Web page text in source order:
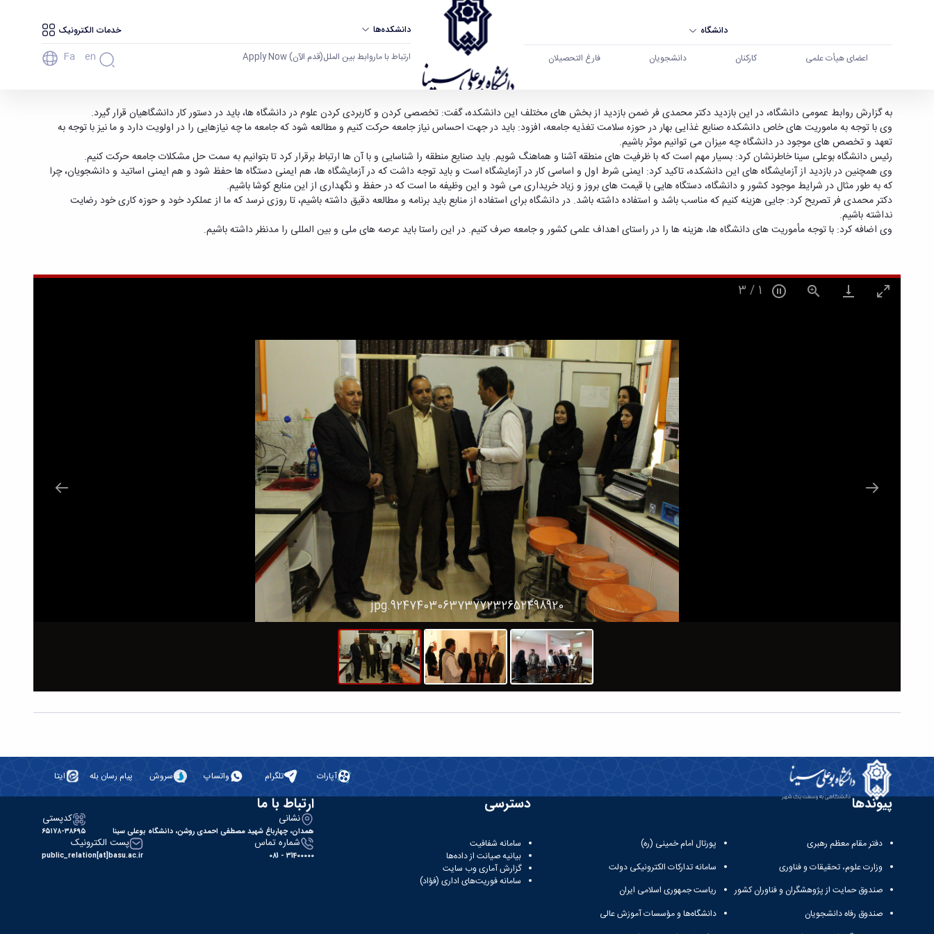
دانشگاه
اعضای هیأت علمی کارکنان دانشجویان فارغ التحصیلان
دانشکده‌ها خدمات الکترونیک
ارتباط با ماروابط بین الملل(قدم الآن) Apply Now Fa En
دکتر محمدی فر از دانشکده صنایع غذایی بهار بازدید کرد - دانشگاه بوعلی سینا همدان
به گزارش روابط عمومی دانشگاه، در این بازدید دکتر محمدی فر ضمن بازدید از بخش های مختلف این دانشکده، گفت: تخصصی کردن و کاربردی کردن علوم در دانشگاه ها، باید در دستور کار دانشگاهیان قرار گیرد.
وی با توجه به ماموریت های خاص دانشکده صنایع غذایی بهار در حوزه سلامت تغذیه جامعه، افزود: باید در جهت احساس نیاز جامعه حرکت کنیم و مطالعه شود که جامعه ما چه نیازهایی را در اولویت دارد و ما نیز با توجه به
تعهد و تخصص های موجود در دانشگاه چه میزان می توانیم موثر باشیم.
رئیس دانشگاه بوعلی سینا خاطرنشان کرد: بسیار مهم است که با ظرفیت های منطقه آشنا و هماهنگ شویم. باید صنایع منطقه را شناسایی و با آن ها ارتباط برقرار کرد تا بتوانیم به سمت حل مشکلات جامعه حرکت کنیم.
وی همچنین در بازدید از آزمایشگاه های این دانشکده، تاکید کرد: ایمنی شرط اول و اساسی کار در آزمایشگاه است و باید توجه داشت که در آزمایشگاه ها، هم ایمنی دستگاه ها حفظ شود و هم ایمنی اساتید و دانشجویان، چرا
که به طور مثال در شرایط موجود کشور و دانشگاه، دستگاه هایی با قیمت های بروز و زیاد خریداری می شود و این وظیفه ما است که در حفظ و نگهداری از این منابع کوشا باشیم.
دکتر محمدی فر تصریح کرد: جایی هزینه کنیم که مناسب باشد و استفاده داشته باشد. در دانشگاه برای استفاده از منابع باید برنامه و مطالعه دقیق داشته باشیم، تا روزی نرسد که ما از عملکرد خود و حوزه کاری خود رضایت
نداشته باشیم.
وی اضافه کرد: با توجه مأموریت های دانشگاه ها، هزینه ها را در راستای اهداف علمی کشور و جامعه صرف کنیم. در این راستا باید عرصه های ملی و بین المللی را مدنظر داشته باشیم.
92474030637377232652498920.jpg
1
/
3
آپارات تلگرام واتساپ سروش پیام رسان بله ایتا
پیوندها
دفتر مقام معظم رهبری
وزارت علوم، تحقیقات و فناوری
صندوق حمایت از پژوهشگران و فناوران کشور
صندوق رفاه دانشجویان
پورتال امام خمینی (ره)
سامانه تدارکات الکترونیکی دولت
ریاست جمهوری اسلامی ایران
دانشگاه‌ها و مؤسسات آموزش عالی
دسترسی
سامانه شفافیت
بیانیه صیانت از داده‌ها
گزارش آماری وب‌ سایت
سامانه فوریت‌های اداری (فؤاد)
ارتباط با ما
نشانی
همدان، چهارباغ شهید مصطفی احمدی روشن، دانشگاه بوعلی سینا
کدپستی
۶۵۱۷۸-۳۸۶۹۵
شماره تماس
31400000 - 081
پست الکترونیک
public_relation[at]basu.ac.ir